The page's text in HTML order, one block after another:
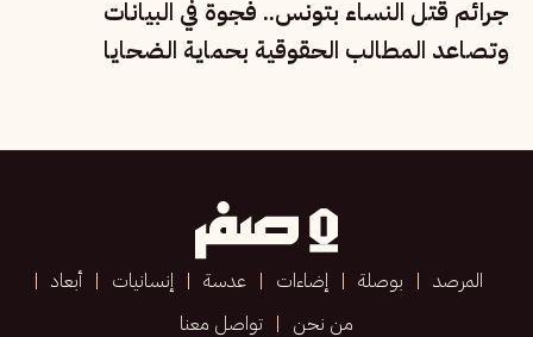
جرائم قتل النساء بتونس.. فجوة في البيانات
وتصاعد المطالب الحقوقية بحماية الضحايا
المرصد بوصلة إضاءات عدسة إنسانيات
أبعاد
من نحن
تواصل معنا